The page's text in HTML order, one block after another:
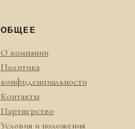
ОБЩЕЕ
О компании
Политика
конфиденциальности
Контакты
Партнерство
Условия и положения